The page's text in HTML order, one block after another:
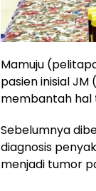
Mamuju
pasien inisial
membantah hal
Sebelumnya
diagnosis
menjadi tumor